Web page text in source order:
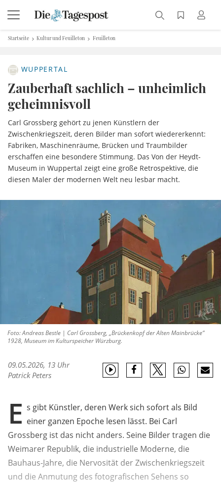
Startseite Kultur und Feuilleton Feuilleton
WUPPERTAL
Zauberhaft sachlich – unheimlich
geheimnisvoll
Carl Grossberg gehört zu jenen Künstlern der
Zwischenkriegszeit, deren Bilder man sofort wiedererkennt:
Fabriken, Maschinenräume, Brücken und Traumbilder
erschaffen eine besondere Stimmung. Das Von der Heydt-
Museum in Wuppertal zeigt eine große Retrospektive, die
diesen Maler der modernen Welt neu lesbar macht.
Foto: Andreas Bestle | Carl Grossberg, „Brückenkopf der Alten Mainbrücke“
1928, Museum im Kulturspeicher Würzburg.
09.05.2026, 13 Uhr
Patrick Peters
E s gibt Künstler, deren Werk sich sofort als Bild
einer ganzen Epoche lesen lässt. Bei Carl
Grossberg ist das nicht anders. Seine Bilder tragen die
Weimarer Republik, die industrielle Moderne, die
Bauhaus-Jahre, die Nervosität der Zwischenkriegszeit
und die Anmutung des fotografischen Sehens so